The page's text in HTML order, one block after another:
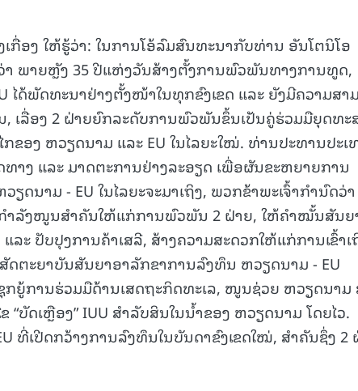
ກື່ອງ ໃຫ້ຮູ້ວ່າ: ໃນການໂອ້ລົມສົນທະນາກັບທ່ານ ອັນໂຕນິໂອ
າ ພາຍຫຼັງ 35 ປີແຫ່ງວັນສ້າງຕັ້ງການພົວພັນທາງການທູດ,
ດ້ພັດທະນາຢ່າງຕັ້ງໜ້າໃນທຸກຂົງເຂດ ແລະ ຍັງມີຄວາມສາ
ເລື່ອງ 2 ຝ່າຍຍົກລະດັບການພົວພັນຂຶ້ນເປັນຄູ່ຮ່ວມມືຍຸດທະ
ຂອງ ຫວຽດນາມ ແລະ EU ໃນໄລຍະໃໝ່. ທ່ານປະທານປະເ
າງ ແລະ ມາດຕະການຢ່າງລະອຽດ ເພື່ອຜັນຂະຫຍາຍການ
ນາມ - EU ໃນໄລຍະຈະມາເຖິງ, ພວກຂ້າພະເຈົ້າກຳນົດວ່າ
ຳລັງໜູນສຳຄັນໃຫ້ແກ່ການພົວພັນ 2 ຝ່າຍ, ໃຫ້ຄຳໝັ້ນສັນຍ
ປັບປຸງການຄ້າເສລີ, ສ້າງຄວາມສະດວກໃຫ້ແກ່ການເຂົ້າເ
ດຕະຍາບັນສັນຍາອາລັກຂາການລົງທຶນ ຫວຽດນາມ - EU
ກຍູ້ການຮ່ວມມືດ້ານເສດຖະກິດທະເລ, ໜູນຊ່ວຍ ຫວຽດນາມ
“ບັດເຫຼືອງ” IUU ສຳລັບສິນໃນນ້ຳຂອງ ຫວຽດນາມ ໂດຍໄວ.
ທີ່ເປີດກວ້າງການລົງທຶນໃນບັນດາຂົງເຂດໃໝ່, ສຳຄັນຊຶ່ງ 2